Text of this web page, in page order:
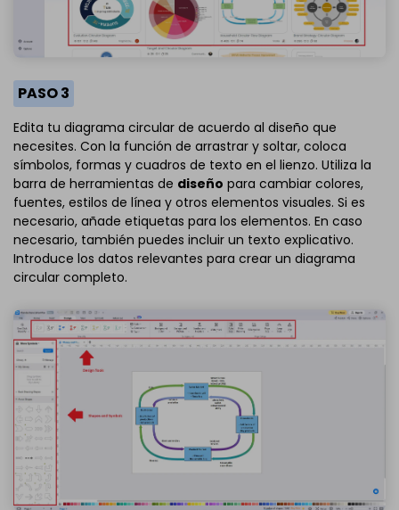
PASO 3
Edita tu diagrama circular de acuerdo al diseño que
necesites. Con la función de arrastrar y soltar, coloca
símbolos, formas y cuadros de texto en el lienzo. Utiliza la
barra de herramientas de diseño para cambiar colores,
fuentes, estilos de línea y otros elementos visuales. Si es
necesario, añade etiquetas para los elementos. En caso
necesario, también puedes incluir un texto explicativo.
Introduce los datos relevantes para crear un diagrama
circular completo.